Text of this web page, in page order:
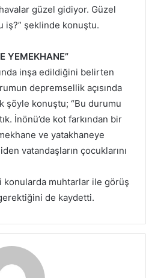
güzel gidiyor. Güzel
iş?” şeklinde konuştu.
YEMEKHANE”
inşa edildiğini belirten
depremsellik açısında
şöyle konuştu; “Bu durumu
İnönü’de kot farkından bir
ve yatakhaneye
vatandaşların çocuklarını
konularda muhtarlar ile görüş
de kaydetti.